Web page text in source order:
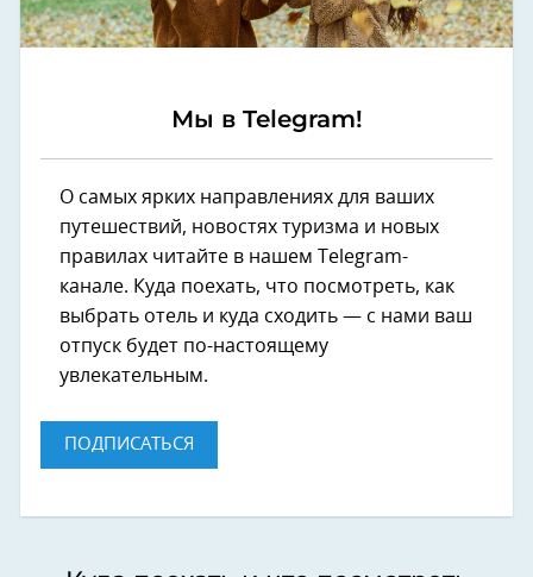
Мы в Telegram!
О самых ярких направлениях для ваших
путешествий, новостях туризма и новых
правилах читайте в нашем Telegram-
канале. Куда поехать, что посмотреть, как
выбрать отель и куда сходить — с нами ваш
отпуск будет по-настоящему
увлекательным.
ПОДПИСАТЬСЯ